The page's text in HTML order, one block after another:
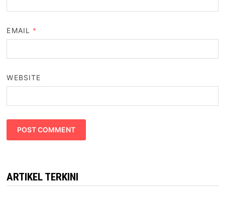
EMAIL *
WEBSITE
ARTIKEL TERKINI